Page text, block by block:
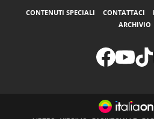
CONTENUTI SPECIALI CONTATTACI
ARCHIVIO